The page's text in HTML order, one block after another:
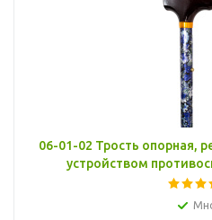
06-01-02 Трость опорная,
устройством